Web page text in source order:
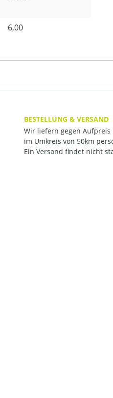
6,00
BESTELLUNG & VERSAND
Wir liefern gegen Aufpreis
im Umkreis von 50km
Ein Versand findet nicht